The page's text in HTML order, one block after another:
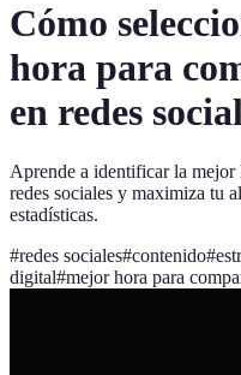
Cómo
hora para
en redes
Aprende a identificar la mejor
redes sociales y maximiza tu
estadísticas.
#redes sociales#contenido#
digital#mejor hora para